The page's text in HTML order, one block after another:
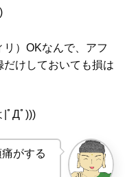
）OKなんで、アフ
だけしておいても損は
|ﾟДﾟ)))
がする